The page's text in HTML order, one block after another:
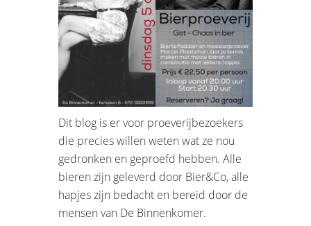
Dit blog is er voor proeverijbezoekers
die precies willen weten wat ze nou
gedronken en geproefd hebben. Alle
bieren zijn geleverd door Bier&Co, alle
hapjes zijn bedacht en bereid door de
mensen van De Binnenkomer.